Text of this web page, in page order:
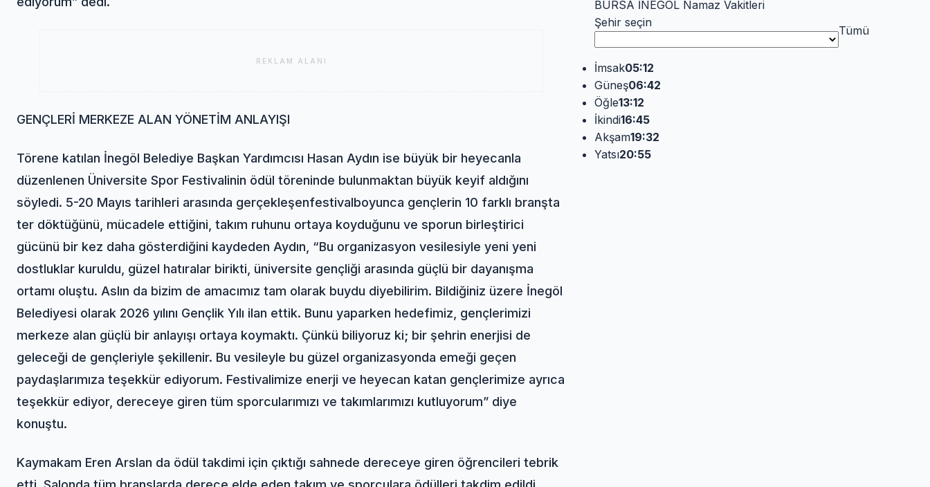
REKLAM ALANI
GENÇLERİ MERKEZE ALAN YÖNETİM ANLAYIŞI
Törene katılan İnegöl Belediye Başkan Yardımcısı Hasan Aydın ise büyük bir heyecanla
düzenlenen Üniversite Spor Festivalinin ödül töreninde bulunmaktan büyük keyif aldığını
söyledi. 5-20 Mayıs tarihleri arasında gerçekleşenfestivalboyunca gençlerin 10 farklı branşta
ter döktüğünü, mücadele ettiğini, takım ruhunu ortaya koyduğunu ve sporun birleştirici
gücünü bir kez daha gösterdiğini kaydeden Aydın, “Bu organizasyon vesilesiyle yeni yeni
dostluklar kuruldu, güzel hatıralar birikti, üniversite gençliği arasında güçlü bir dayanışma
ortamı oluştu. Aslın da bizim de amacımız tam olarak buydu diyebilirim. Bildiğiniz üzere İnegöl
Belediyesi olarak 2026 yılını Gençlik Yılı ilan ettik. Bunu yaparken hedefimiz, gençlerimizi
merkeze alan güçlü bir anlayışı ortaya koymaktı. Çünkü biliyoruz ki; bir şehrin enerjisi de
geleceği de gençleriyle şekillenir. Bu vesileyle bu güzel organizasyonda emeği geçen
paydaşlarımıza teşekkür ediyorum. Festivalimize enerji ve heyecan katan gençlerimize ayrıca
teşekkür ediyor, dereceye giren tüm sporcularımızı ve takımlarımızı kutluyorum” diye
konuştu.
Kaymakam Eren Arslan da ödül takdimi için çıktığı sahnede dereceye giren öğrencileri tebrik
BURSA İNEGÖL Namaz Vakitleri
Şehir seçin
Tümü
İmsak05:12
Güneş06:42
Öğle13:12
İkindi16:45
Akşam19:32
Yatsı20:55